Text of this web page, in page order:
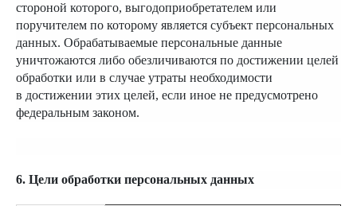
стороной которого, выгодоприобретателем или
поручителем по которому является субъект персональных
данных. Обрабатываемые персональные данные
уничтожаются либо обезличиваются по достижении целей
обработки или в случае утраты необходимости
в достижении этих целей, если иное не предусмотрено
федеральным законом.
6. Цели обработки персональных данных